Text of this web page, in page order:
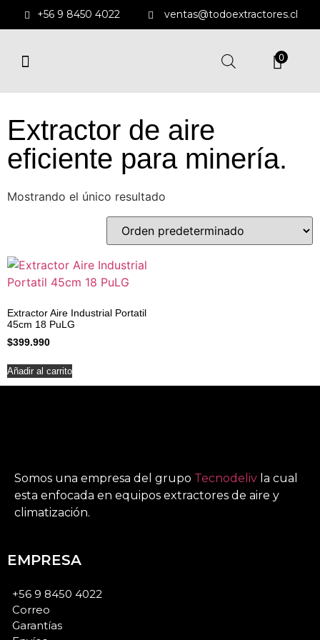
+56 9 8450 4022 ventas@todoextractores.cl
0
Extractor de aire
eficiente para minería.
Mostrando el único resultado
Extractor Aire Industrial Portatil
45cm 18 PuLG
$399.990
Añadir al carrito
Somos una empresa del grupo Tecnodeliv la cual
esta enfocada en equipos extractores de aire y
climatización.
EMPRESA
+56 9 8450 4022
Correo
Garantías